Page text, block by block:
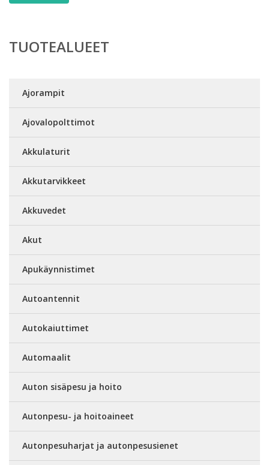
TUOTEALUEET
Ajorampit
Ajovalopolttimot
Akkulaturit
Akkutarvikkeet
Akkuvedet
Akut
Apukäynnistimet
Autoantennit
Autokaiuttimet
Automaalit
Auton sisäpesu ja hoito
Autonpesu- ja hoitoaineet
Autonpesuharjat ja autonpesusienet